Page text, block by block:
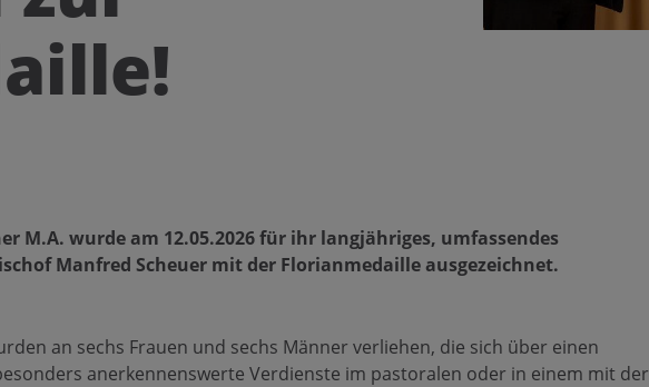
M.A. wurde am 12.05.2026 für ihr langjähriges, umfassendes
Manfred Scheuer mit der Florianmedaille ausgezeichnet.
an sechs Frauen und sechs Männer verliehen, die sich über einen
anerkennenswerte Verdienste im pastoralen oder in einem mit der